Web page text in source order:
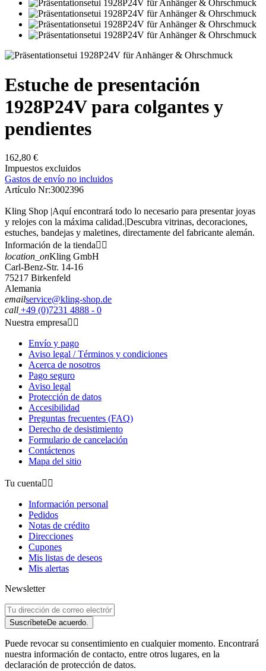
Estuche de presentación
1928P24V para colgantes y
pendientes
162,80 €
Impuestos excluidos
Gastos de envío no incluidos
Artículo Nr:3002396
Kling Shop |Aquí encontrará todo lo necesario para presentar joyas
y relojes con la máxima calidad.|Descubra vitrinas, decoraciones,
estuches, bandejas y maletines, directamente del fabricante alemán.
Información de la tienda 
location_onKling GmbH
Carl-Benz-Str. 14-16
75217 Birkenfeld
Alemania
emailservice@kling-shop.de
call +49 (0)7231 4888 - 0
Nuestra empresa 
Envío y pago
Aviso legal / Términos y condiciones
Acerca de nosotros
Pago seguro
Aviso legal
Protección de datos
Accesibilidad
Preguntas frecuentes (FAQ)
Derecho de desistimiento
Formulario de cancelación
Contáctenos
Mapa del sitio
Tu cuenta 
Información personal
Pedidos
Notas de crédito
Direcciones
Cupones
Mis listas de deseos
Mis alertas
Newsletter
SuscríbeteDe acuerdo.
Puede revocar su consentimiento en cualquier momento. Encontrará
nuestra información de contacto, entre otros lugares, en la
declaración de protección de datos.